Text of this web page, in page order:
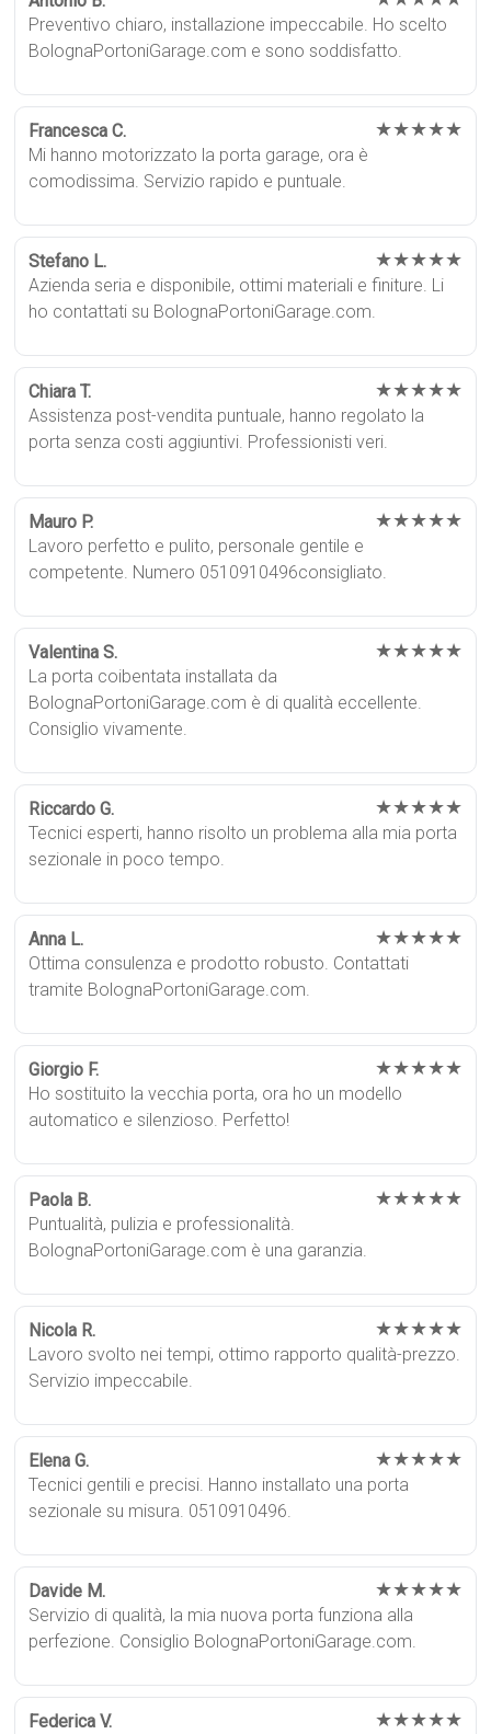
Preventivo chiaro, installazione impeccabile. Ho scelto
BolognaPortoniGarage.com e sono soddisfatto.
Francesca C. ★★★★★
Mi hanno motorizzato la porta garage, ora è
comodissima. Servizio rapido e puntuale.
Stefano L. ★★★★★
Azienda seria e disponibile, ottimi materiali e finiture. Li
ho contattati su BolognaPortoniGarage.com.
Chiara T. ★★★★★
Assistenza post-vendita puntuale, hanno regolato la
porta senza costi aggiuntivi. Professionisti veri.
Mauro P. ★★★★★
Lavoro perfetto e pulito, personale gentile e
competente. Numero 0510910496consigliato.
Valentina S. ★★★★★
La porta coibentata installata da
BolognaPortoniGarage.com è di qualità eccellente.
Consiglio vivamente.
Riccardo G. ★★★★★
Tecnici esperti, hanno risolto un problema alla mia porta
sezionale in poco tempo.
Anna L. ★★★★★
Ottima consulenza e prodotto robusto. Contattati
tramite BolognaPortoniGarage.com.
Giorgio F. ★★★★★
Ho sostituito la vecchia porta, ora ho un modello
automatico e silenzioso. Perfetto!
Paola B. ★★★★★
Puntualità, pulizia e professionalità.
BolognaPortoniGarage.com è una garanzia.
Nicola R. ★★★★★
Lavoro svolto nei tempi, ottimo rapporto qualità-prezzo.
Servizio impeccabile.
Elena G. ★★★★★
Tecnici gentili e precisi. Hanno installato una porta
sezionale su misura. 0510910496.
Davide M. ★★★★★
Servizio di qualità, la mia nuova porta funziona alla
perfezione. Consiglio BolognaPortoniGarage.com.
Federica V. ★★★★★